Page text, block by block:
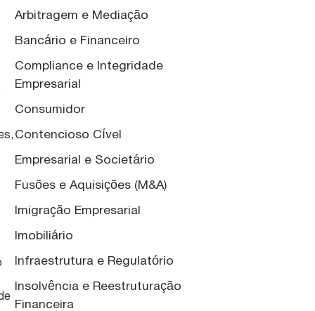
Arbitragem e Mediação
Bancário e Financeiro
Compliance e Integridade
Empresarial
Consumidor
Contencioso Cível
Empresarial e Societário
Fusões e Aquisições (M&A)
Imigração Empresarial
Imobiliário
Infraestrutura e Regulatório
Insolvência e Reestruturação
Financeira